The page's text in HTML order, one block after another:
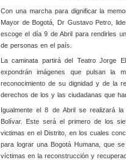
Con una marcha para dignificar la
Mayor de Bogotá, Dr Gustavo Petro,
escoge el día 9 de Abril para rendirles
de personas en el país.
La caminata partirá del Teatro Jorge
expondrán imágenes que pulsan la
reconocimiento de su dignidad y de la
derechos de los y las ciudadanas que
Igualmente el 8 de Abril se realizará
Bolívar. Este será el primero de los
victimas en el Distrito, en los cuales
para lograr una Bogotá Humana, que
víctimas en la reconstrucción y